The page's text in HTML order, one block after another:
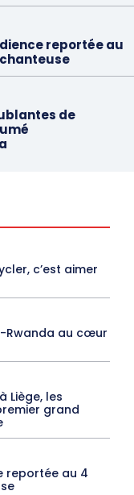
reportée au
de
c’est aimer
Rwanda au cœur
Liège, les
grand
reportée au 4